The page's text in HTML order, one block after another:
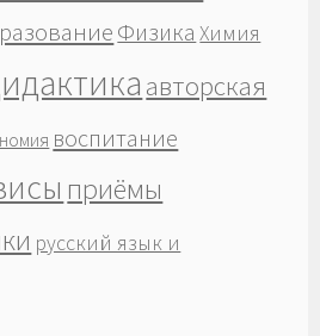
Физика Химия
авторская
воспитание
приёмы
русский язык и